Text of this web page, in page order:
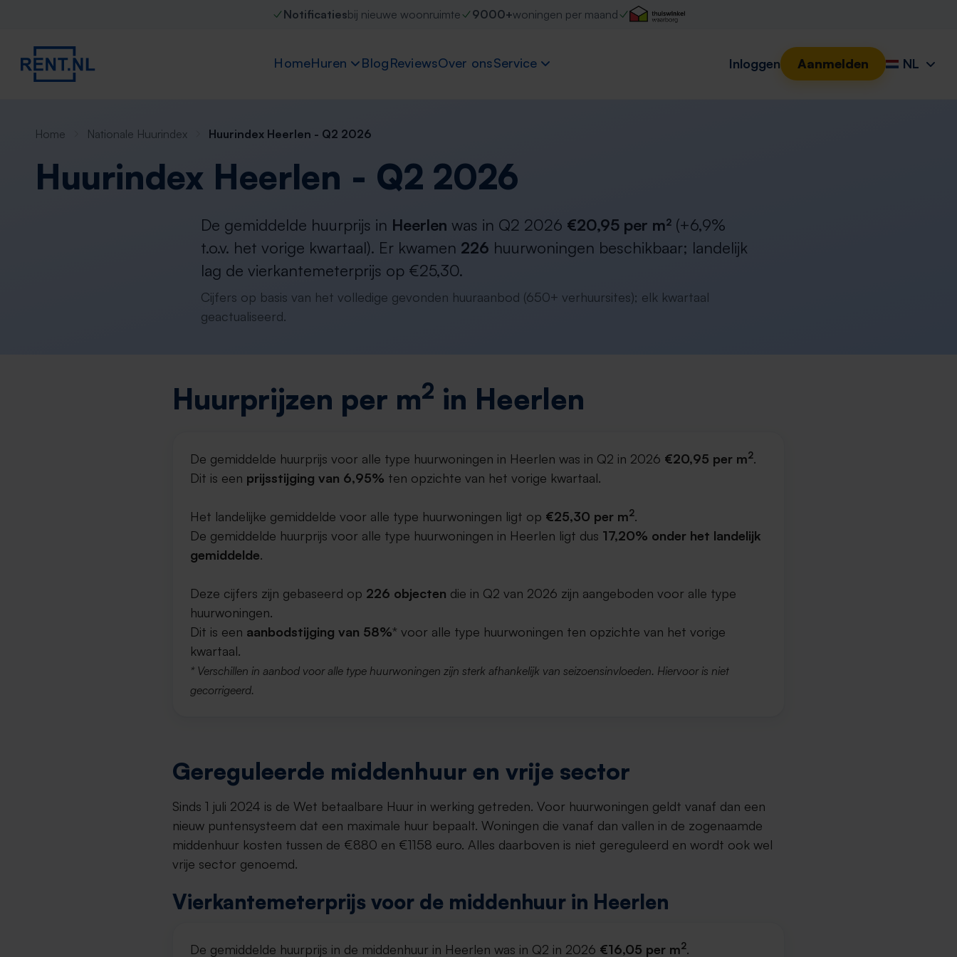
Notificatiesbij nieuwe woonruimte 9000+woningen per maand
HomeHuren BlogReviewsOver onsService Inloggen Aanmelden NL
Home Nationale Huurindex Huurindex Heerlen - Q2 2026
Huurindex Heerlen - Q2 2026
De gemiddelde huurprijs in Heerlen was in Q2 2026 €20,95 per m² (+6,9%
t.o.v. het vorige kwartaal). Er kwamen 226 huurwoningen beschikbaar; landelijk
lag de vierkantemeterprijs op €25,30.
Cijfers op basis van het volledige gevonden huuraanbod (650+ verhuursites); elk kwartaal
geactualiseerd.
Huurprijzen per m2 in Heerlen
De gemiddelde huurprijs voor alle type huurwoningen in Heerlen was in Q2 in 2026 €20,95 per m2.
Dit is een prijsstijging van 6,95% ten opzichte van het vorige kwartaal.
Het landelijke gemiddelde voor alle type huurwoningen ligt op €25,30 per m2.
De gemiddelde huurprijs voor alle type huurwoningen in Heerlen ligt dus 17,20% onder het landelijk
gemiddelde.
Deze cijfers zijn gebaseerd op 226 objecten die in Q2 van 2026 zijn aangeboden voor alle type
huurwoningen.
Dit is een aanbodstijging van 58%* voor alle type huurwoningen ten opzichte van het vorige
kwartaal.
* Verschillen in aanbod voor alle type huurwoningen zijn sterk afhankelijk van seizoensinvloeden. Hiervoor is niet
gecorrigeerd.
Gereguleerde middenhuur en vrije sector
Sinds 1 juli 2024 is de Wet betaalbare Huur in werking getreden. Voor huurwoningen geldt vanaf dan een
nieuw puntensysteem dat een maximale huur bepaalt. Woningen die vanaf dan vallen in de zogenaamde
middenhuur kosten tussen de €880 en €1158 euro. Alles daarboven is niet gereguleerd en wordt ook wel
vrije sector genoemd.
Vierkantemeterprijs voor de middenhuur in Heerlen
De gemiddelde huurprijs in de middenhuur in Heerlen was in Q2 in 2026 €16,05 per m2.